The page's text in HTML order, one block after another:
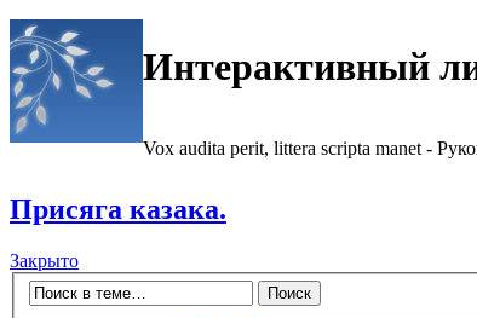
Интерактивный
Vox audita perit, littera scripta manet -
Присяга казака.
Закрыто